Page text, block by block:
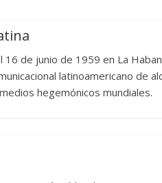
16 de junio de 1959 en La
latinoamericano de
hegemónicos mundiales.